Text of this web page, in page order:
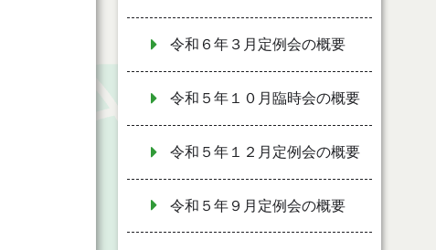
令和６年３月定例会の概要
令和５年１０月臨時会の概要
令和５年１２月定例会の概要
令和５年９月定例会の概要